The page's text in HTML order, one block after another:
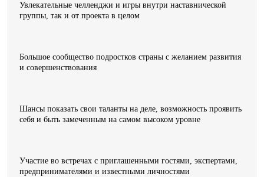
Увлекательные челленджи и игры внутри наставнической
группы, так и от проекта в целом
Большое сообщество подростков страны с желанием развития
и совершенствования
Шансы показать свои таланты на деле, возможность проявить
себя и быть замеченным на самом высоком уровне
Участие во встречах с приглашенными гостями, экспертами,
предпринимателями и известными личностями